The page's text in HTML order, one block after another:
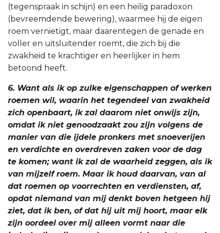
(tegenspraak in schijn) en een heilig paradoxon
(bevreemdende bewering), waarmee hij de eigen
roem vernietigt, maar daarentegen de genade en
voller en uitsluitender roemt, die zich bij die
zwakheid te krachtiger en heerlijker in hem
betoond heeft.
6. Want als ik op zulke eigenschappen of werken
roemen wil, waarin het tegendeel van zwakheid
zich openbaart, ik zal daarom niet onwijs zijn,
omdat ik niet genoodzaakt zou zijn volgens de
manier van die ijdele pronkers met snoeverijen
en verdichte en overdreven zaken voor de dag
te komen; want ik zal de waarheid zeggen, als ik
van mijzelf roem. Maar ik houd daarvan, van al
dat roemen op voorrechten en verdiensten, af,
opdat niemand van mij denkt boven hetgeen hij
ziet, dat ik ben, of dat hij uit mij hoort, maar elk
zijn oordeel over mij alleen vormt naar die